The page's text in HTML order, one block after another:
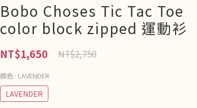
Bobo Choses Tic Tac Toe
color block zipped 運動衫
NT$1,650 NT$2,750
顏色 : LAVENDER
LAVENDER